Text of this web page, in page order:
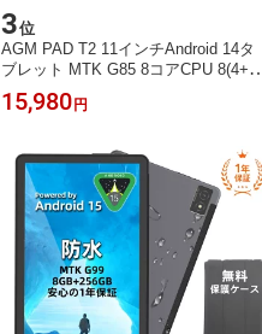
3位
AGM PAD T2 11インチAndroid 14タ
ブレット MTK G85 8コアCPU 8(4+4)
GB RAM+256GB 1920x1200 FHDデ
ィスプレイ Widevine L1対応 8000mA
証 顔認識機能 OTG対応 一年保証
15,980円